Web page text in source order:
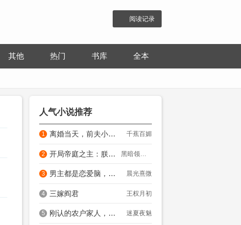
阅读记录
其他 热门 书库 全本
人气小说推荐
1 离婚当天，前夫小叔连夜抢我领证 千蕉百媚
2 开局帝庭之主：朕全家皆狠角色？
3 男主都是恋爱脑，只有我是真修仙 晨光熹微
4 三嫁阎君 王权月初
5 刚认的农户家人，全员都是病娇大反派？ 迷夏夜魅